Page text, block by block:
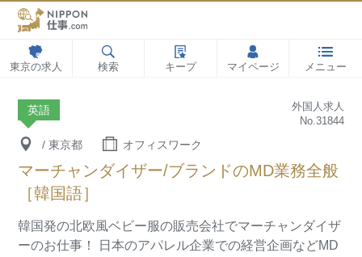
東京の求人 検索 キープ マイページ メニュー
英語
外国人求人
No.31844
/ 東京都 オフィスワーク
マーチャンダイザー/ブランドのMD業務全般
［韓国語］
韓国発の北欧風ベビー服の販売会社でマーチャンダイザ
ーのお仕事！
日本のアパレル企業での経営企画などMD